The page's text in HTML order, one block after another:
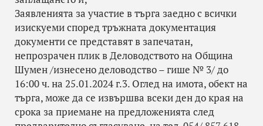
Заявленията за участие в търга заедно с всички
изискуеми според тръжната документация
документи се представят в запечатан,
непрозрачен плик в Деловодството на Община
Шумен /изнесено деловодство – гише № 3/ до
16:00 ч. на 25.01.2024 г.3. Оглед на имота, обект на
търга, може да се извършва всеки ден до края на
срока за приемане на предложенията след